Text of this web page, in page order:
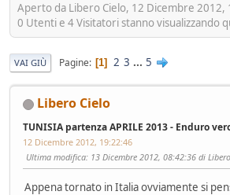
Aperto da Libero Cielo, 12 Dicembre 2012,
0 Utenti e 4 Visitatori stanno visualizzando
VAI GIÙ Pagine 1 2 3 ... 5
Libero Cielo
TUNISIA partenza APRILE 2013 - Enduro
12 Dicembre 2012, 19:22:46
Ultima modifica: 13 Dicembre 2012, 08:42:36 di
Appena tornato in Italia ovviamente si